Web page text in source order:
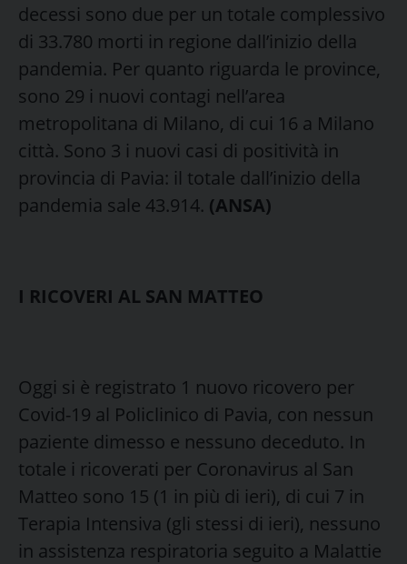
decessi sono due per un totale complessivo
di 33.780 morti in regione dall’inizio della
pandemia. Per quanto riguarda le province,
sono 29 i nuovi contagi nell’area
metropolitana di Milano, di cui 16 a Milano
città. Sono 3 i nuovi casi di positività in
provincia di Pavia: il totale dall’inizio della
pandemia sale 43.914. (ANSA)
I RICOVERI AL SAN MATTEO
Oggi si è registrato 1 nuovo ricovero per
Covid-19 al Policlinico di Pavia, con nessun
paziente dimesso e nessuno deceduto. In
totale i ricoverati per Coronavirus al San
Matteo sono 15 (1 in più di ieri), di cui 7 in
Terapia Intensiva (gli stessi di ieri), nessuno
in assistenza respiratoria seguito a Malattie